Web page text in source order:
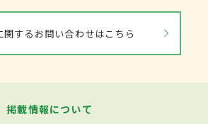
関するお問い合わせはこちら
掲載情報について